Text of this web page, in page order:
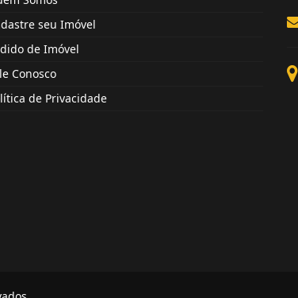
seu Imóvel
de Imóvel
Conosco
de Privacidade